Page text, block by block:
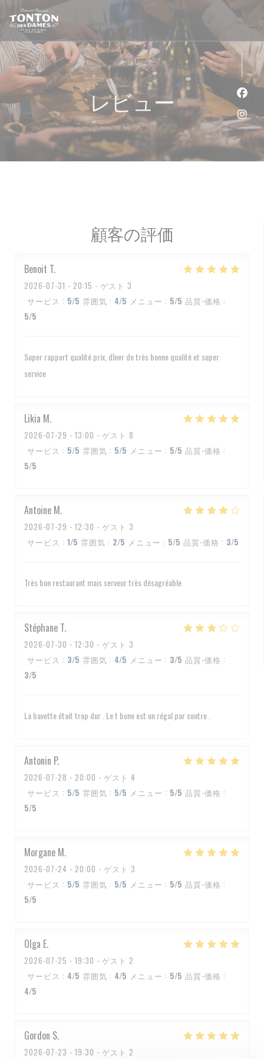
クッキー利用の管理について
レビュー
顧客の評価
Benoit T
2026-07-31 - 20:15 - ゲスト 3
サービス : 5/5 雰囲気 : 4/5 メニュー : 5/5 品質-価格 :
5/5
Super rapport qualité prix, dîner de très bonne qualité et super
service
Likia M
2026-07-29 - 13:00 - ゲスト 8
サービス : 5/5 雰囲気 : 5/5 メニュー : 5/5 品質-価格 :
5/5
Antoine M
2026-07-29 - 12:30 - ゲスト 3
サービス : 1/5 雰囲気 : 2/5 メニュー : 5/5 品質-価格 : 3/5
Très bon restaurant mais serveur très désagréable
Stéphane T
2026-07-30 - 12:30 - ゲスト 3
サービス : 3/5 雰囲気 : 4/5 メニュー : 3/5 品質-価格 :
3/5
La bavette était trop dur . Le t bone est un régal par contre .
Antonin P
2026-07-28 - 20:00 - ゲスト 4
サービス : 5/5 雰囲気 : 5/5 メニュー : 5/5 品質-価格 :
5/5
Morgane M
2026-07-24 - 20:00 - ゲスト 3
サービス : 5/5 雰囲気 : 5/5 メニュー : 5/5 品質-価格 :
5/5
Olga E
2026-07-25 - 19:30 - ゲスト 2
サービス : 4/5 雰囲気 : 4/5 メニュー : 5/5 品質-価格 :
4/5
Gordon S
2026-07-23 - 19:30 - ゲスト 2